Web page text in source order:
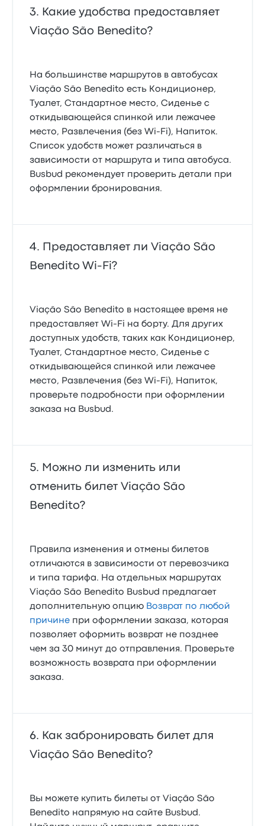
Какие удобства предоставляет
Viação São Benedito?
На большинстве маршрутов в автобусах
Viação São Benedito есть Кондиционер,
Туалет, Стандартное место, Сиденье с
откидывающейся спинкой или лежачее
место, Развлечения (без Wi-Fi), Напиток.
Список удобств может различаться в
зависимости от маршрута и типа автобуса.
Busbud рекомендует проверить детали при
оформлении бронирования.
Предоставляет ли Viação São
Benedito Wi‑Fi?
Viação São Benedito в настоящее время не
предоставляет Wi‑Fi на борту. Для других
доступных удобств, таких как Кондиционер,
Туалет, Стандартное место, Сиденье с
откидывающейся спинкой или лежачее
место, Развлечения (без Wi-Fi), Напиток,
проверьте подробности при оформлении
заказа на Busbud.
Можно ли изменить или
отменить билет Viação São
Benedito?
Правила изменения и отмены билетов
отличаются в зависимости от перевозчика
и типа тарифа. На отдельных маршрутах
Viação São Benedito Busbud предлагает
дополнительную опцию Возврат по любой
причине при оформлении заказа, которая
позволяет оформить возврат не позднее
чем за 30 минут до отправления. Проверьте
возможность возврата при оформлении
заказа.
Как забронировать билет для
Viação São Benedito?
Вы можете купить билеты от Viação São
Benedito напрямую на сайте Busbud.